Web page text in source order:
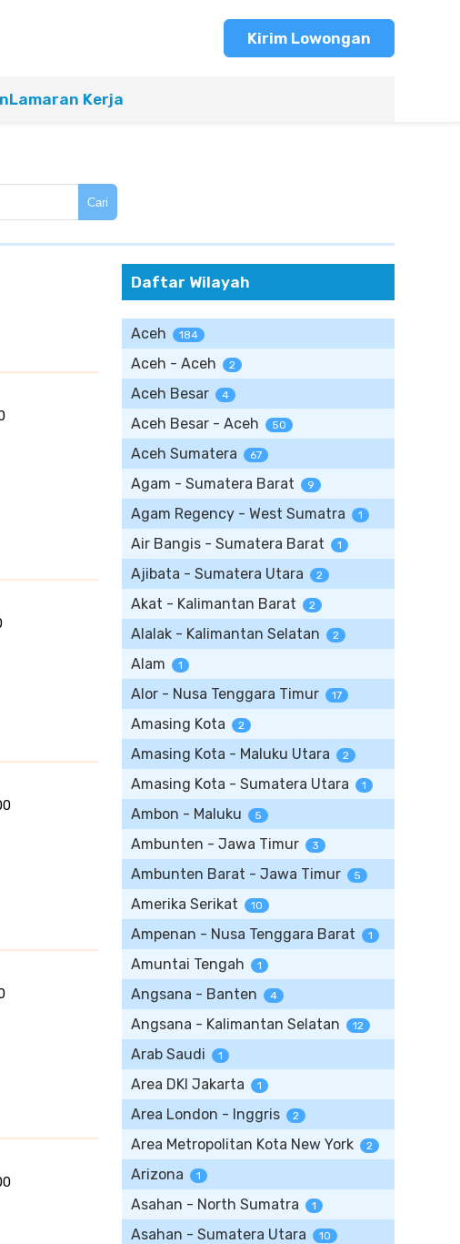
Kirim Lowongan
Lamaran Kerja
Cari
Daftar Wilayah
Aceh 184
Aceh - Aceh 2
Aceh Besar 4
Aceh Besar - Aceh 50
Aceh Sumatera 67
Agam - Sumatera Barat 9
Agam Regency - West Sumatra 1
Air Bangis - Sumatera Barat 1
Ajibata - Sumatera Utara 2
Akat - Kalimantan Barat 2
Alalak - Kalimantan Selatan 2
Alam 1
Alor - Nusa Tenggara Timur 17
Amasing Kota 2
Amasing Kota - Maluku Utara 2
Amasing Kota - Sumatera Utara 1
Ambon - Maluku 5
Ambunten - Jawa Timur 3
Ambunten Barat - Jawa Timur 5
Amerika Serikat 10
Ampenan - Nusa Tenggara Barat 1
Amuntai Tengah 1
Angsana - Banten 4
Angsana - Kalimantan Selatan 12
Arab Saudi 1
Area DKI Jakarta 1
Area London - Inggris 2
Area Metropolitan Kota New York 2
Arizona 1
Asahan - North Sumatra 1
Asahan - Sumatera Utara 10